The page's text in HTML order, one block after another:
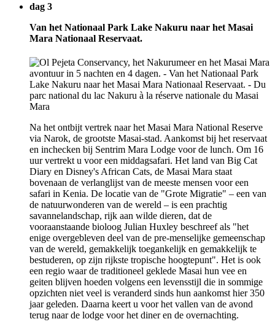
dag 3
Van het Nationaal Park Lake Nakuru naar het Masai
Mara Nationaal Reservaat.
Na het ontbijt vertrek naar het Masai Mara National Reserve
via Narok, de grootste Masai-stad. Aankomst bij het reservaat
en inchecken bij Sentrim Mara Lodge voor de lunch. Om 16
uur vertrekt u voor een middagsafari. Het land van Big Cat
Diary en Disney's African Cats, de Masai Mara staat
bovenaan de verlanglijst van de meeste mensen voor een
safari in Kenia. De locatie van de "Grote Migratie" – een van
de natuurwonderen van de wereld – is een prachtig
savannelandschap, rijk aan wilde dieren, dat de
vooraanstaande bioloog Julian Huxley beschreef als "het
enige overgebleven deel van de pre-menselijke gemeenschap
van de wereld, gemakkelijk toegankelijk en gemakkelijk te
bestuderen, op zijn rijkste tropische hoogtepunt". Het is ook
een regio waar de traditioneel geklede Masai hun vee en
geiten blijven hoeden volgens een levensstijl die in sommige
opzichten niet veel is veranderd sinds hun aankomst hier 350
jaar geleden. Daarna keert u voor het vallen van de avond
terug naar de lodge voor het diner en de overnachting.